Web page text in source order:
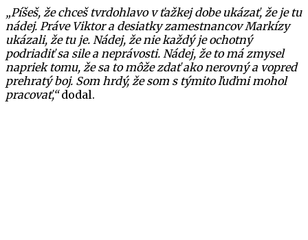
„Píšeš, že chceš tvrdohlavo v ťažkej dobe ukázať, že je tu
nádej. Práve Viktor a desiatky zamestnancov Markízy
ukázali, že tu je. Nádej, že nie každý je ochotný
podriadiť sa sile a neprávosti. Nádej, že to má zmysel
napriek tomu, že sa to môže zdať ako nerovný a vopred
prehratý boj. Som hrdý, že som s týmito ľuďmi mohol
pracovať,“dodal.